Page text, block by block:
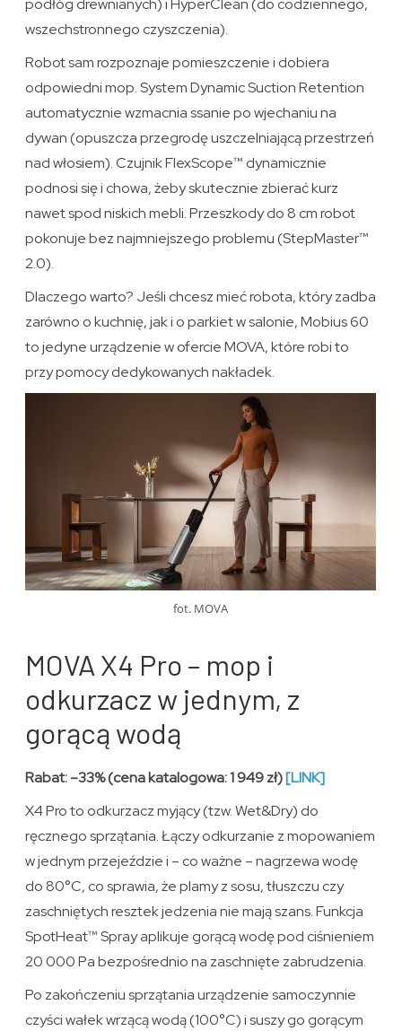
podłóg drewnianych) i HyperClean (do codziennego,
wszechstronnego czyszczenia).
Robot sam rozpoznaje pomieszczenie i dobiera
odpowiedni mop. System Dynamic Suction Retention
automatycznie wzmacnia ssanie po wjechaniu na
dywan (opuszcza przegrodę uszczelniającą przestrzeń
nad włosiem). Czujnik FlexScope™ dynamicznie
podnosi się i chowa, żeby skutecznie zbierać kurz
nawet spod niskich mebli. Przeszkody do 8 cm robot
pokonuje bez najmniejszego problemu (StepMaster™
2.0).
Dlaczego warto? Jeśli chcesz mieć robota, który zadba
zarówno o kuchnię, jak i o parkiet w salonie, Mobius 60
to jedyne urządzenie w ofercie MOVA, które robi to
przy pomocy dedykowanych nakładek.
fot. MOVA
MOVA X4 Pro – mop i
odkurzacz w jednym, z
gorącą wodą
Rabat: –33% (cena katalogowa: 1 949 zł)[LINK]
X4 Pro to odkurzacz myjący (tzw. Wet&Dry) do
ręcznego sprzątania. Łączy odkurzanie z mopowaniem
w jednym przejeździe i – co ważne – nagrzewa wodę
do 80°C, co sprawia, że plamy z sosu, tłuszczu czy
zaschniętych resztek jedzenia nie mają szans. Funkcja
SpotHeat™ Spray aplikuje gorącą wodę pod ciśnieniem
20 000 Pa bezpośrednio na zaschnięte zabrudzenia.
Po zakończeniu sprzątania urządzenie samoczynnie
czyści wałek wrzącą wodą (100°C) i suszy go gorącym